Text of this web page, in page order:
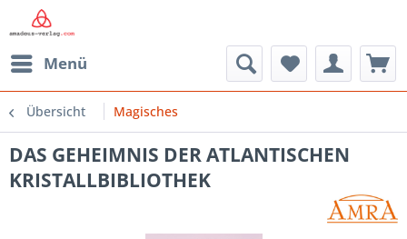
Menü
Übersicht Magisches
DAS GEHEIMNIS DER ATLANTISCHEN
KRISTALLBIBLIOTHEK